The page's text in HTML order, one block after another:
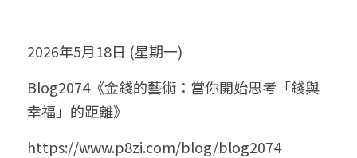
2026年5月18日 (星期一)
Blog2074《金錢的藝術：當你開始思考「錢與
幸福」的距離》
https://www.p8zi.com/blog/blog2074